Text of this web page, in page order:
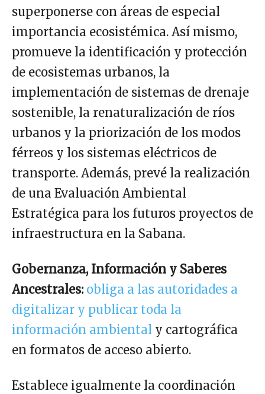
superponerse con áreas de especial
importancia ecosistémica. Así mismo,
promueve la identificación y protección
de ecosistemas urbanos, la
implementación de sistemas de drenaje
sostenible, la renaturalización de ríos
urbanos y la priorización de los modos
férreos y los sistemas eléctricos de
transporte. Además, prevé la realización
de una Evaluación Ambiental
Estratégica para los futuros proyectos de
infraestructura en la Sabana.
Gobernanza, Información y Saberes
Ancestrales: obliga a las autoridades a
digitalizar y publicar toda la
información ambiental y cartográfica
en formatos de acceso abierto.
Establece igualmente la coordinación